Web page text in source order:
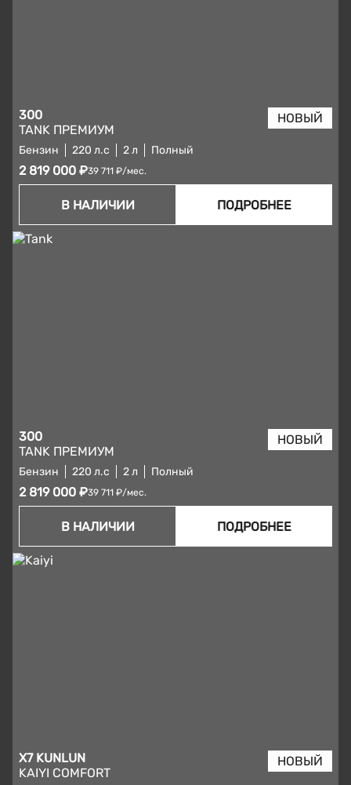
300
TANK ПРЕМИУМ
Бензин 220 л.с 2 л Полный
2 819 000 ₽39 711 ₽/мес.
В НАЛИЧИИ ПОДРОБНЕЕ
300
TANK ПРЕМИУМ
Бензин 220 л.с 2 л Полный
2 819 000 ₽39 711 ₽/мес.
В НАЛИЧИИ ПОДРОБНЕЕ
X7 KUNLUN
KAIYI COMFORT